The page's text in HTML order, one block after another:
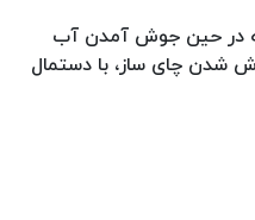
را خالی بگذارید که در حین جوش آمدن آب
شدن چای ساز، با دستمال